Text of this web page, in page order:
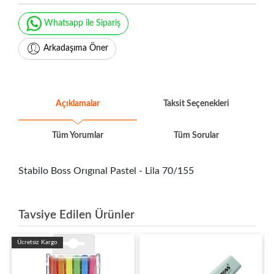
Whatsapp ile Sipariş
Arkadaşıma Öner
Açıklamalar Taksit Seçenekleri
Tüm Yorumlar Tüm Sorular
Stabilo Boss Orıgınal Pastel - Lila 70/155
Tavsiye Edilen Ürünler
Ücretsiz Kargo